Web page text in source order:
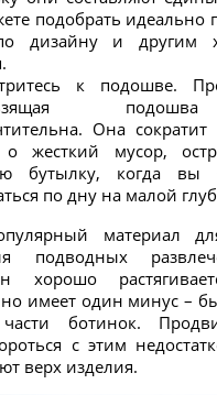
подобрать идеально
дизайну и другим
к подошве.
Она
о жесткий мусор,
бутылку, когда вы
по дну на малой
материал
подводных
хорошо
но имеет один минус –
ботинок.
с этим
верх изделия.